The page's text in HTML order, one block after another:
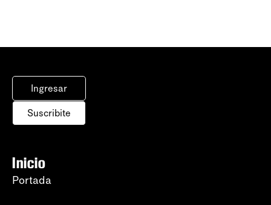
Ingresar
Suscribite
Inicio
Portada